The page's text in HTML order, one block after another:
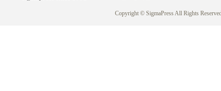
Copyright © SigmaPress All Rights